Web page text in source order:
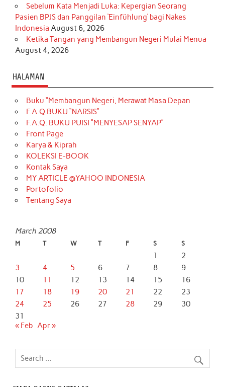
Sebelum Kata Menjadi Luka: Kepergian Seorang
Pasien BPJS dan Panggilan ‘Einfühlung’ bagi Nakes
Indonesia August 6, 2026
Ketika Tangan yang Membangun Negeri Mulai Menua
August 4, 2026
HALAMAN
Buku “Membangun Negeri, Merawat Masa Depan
F.A.Q BUKU “NARSIS”
F.A.Q. BUKU PUISI “MENYESAP SENYAP”
Front Page
Karya & Kiprah
KOLEKSI E-BOOK
Kontak Saya
MY ARTICLE @YAHOO INDONESIA
Portofolio
Tentang Saya
March 2008
M T W T F S S
1
2
3
4 5 6 7 8
9
10
11 12 13 14 15
16
17
18 19 20 21 22
23
24
25 26 27 28 29
30
31
« Feb Apr »